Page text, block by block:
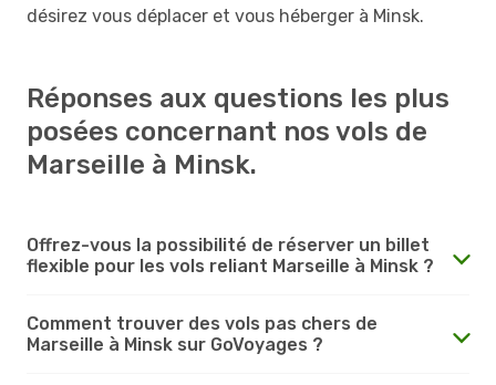
désirez vous déplacer et vous héberger à Minsk.
Réponses aux questions les plus
posées concernant nos vols de
Marseille à Minsk.
Offrez-vous la possibilité de réserver un billet
flexible pour les vols reliant Marseille à Minsk ?
Comment trouver des vols pas chers de
Marseille à Minsk sur GoVoyages ?